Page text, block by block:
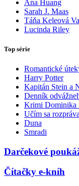
Ana Huang
Sarah J. Maas
Táňa Keleová
Lucinda Riley
Top série
Romantické
Harry Potter
Kapitán Stein a
Denník
Krimi Dominika
Učím sa
Duna
Smradi
Darčekové
Čítačky e-kníh